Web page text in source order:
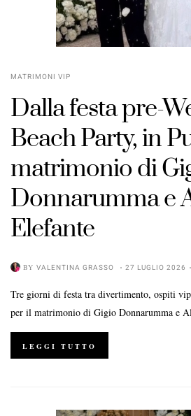
MATRIMONI VIP
Dalla festa pre-
Beach Party, in
matrimonio di
Donnarumma e
Elefante
BY VALENTINA GRASSO 27 LUGLIO 2026
Tre giorni di festa tra divertimento, ospiti
per il matrimonio di Gigio Donnarumma e
LEGGI TUTTO